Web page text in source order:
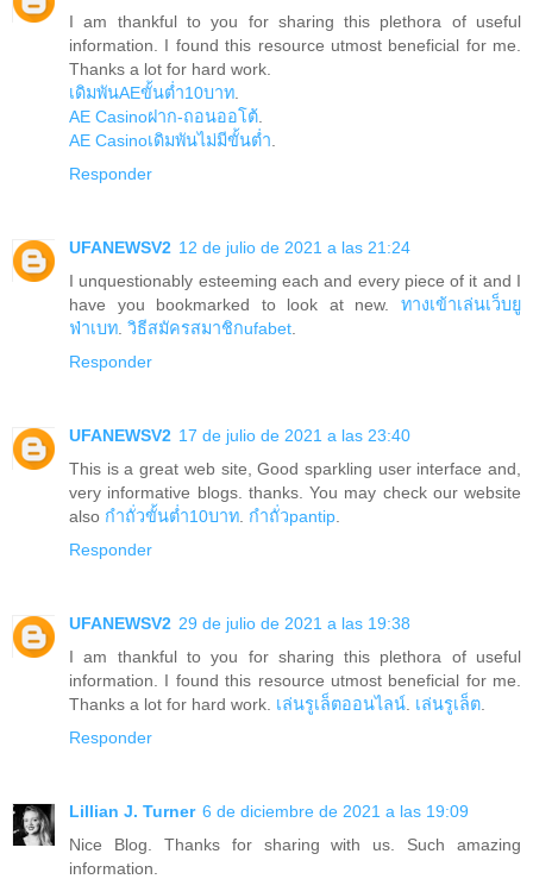
I am thankful to you for sharing this plethora of useful
information. I found this resource utmost beneficial for me.
Thanks a lot for hard work.
เดิมพันAEขั้นต่ำ10บาท
AE Casinoฝาก-ถอนออโต้
AE Casinoเดิมพันไม่มีขั้นต่ำ
Responder
UFANEWSV2 12 de julio de 2021 a las 21:24
I unquestionably esteeming each and every piece of it and I
have you bookmarked to look at new. ทางเข้าเล่นเว็บยู
ฟ่าเบท วิธีสมัครสมาชิกufabet
Responder
UFANEWSV2 17 de julio de 2021 a las 23:40
This is a great web site, Good sparkling user interface and,
very informative blogs. thanks. You may check our website
also กำถั่วขั้นต่ำ10บาท กำถั่วpantip
Responder
UFANEWSV2 29 de julio de 2021 a las 19:38
I am thankful to you for sharing this plethora of useful
information. I found this resource utmost beneficial for me.
Thanks a lot for hard work. เล่นรูเล็ตออนไลน์ เล่นรูเล็ต
Responder
Lillian J. Turner 6 de diciembre de 2021 a las 19:09
Nice Blog. Thanks for sharing with us. Such amazing
information.